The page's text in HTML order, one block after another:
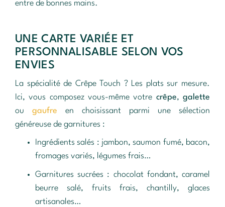
entre de bonnes mains.
UNE CARTE VARIÉE ET
PERSONNALISABLE SELON VOS
ENVIES
La spécialité de Crêpe Touch ? Les plats sur mesure.
Ici, vous composez vous-même votre crêpe,galette
ou gaufre
en choisissant parmi une sélection
généreuse de garnitures :
Ingrédients salés : jambon, saumon fumé, bacon,
fromages variés, légumes frais…
Garnitures sucrées : chocolat fondant, caramel
beurre salé, fruits frais, chantilly, glaces
artisanales…